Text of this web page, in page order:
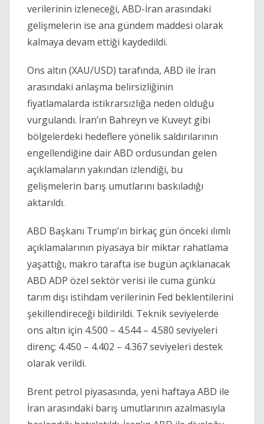
verilerinin izleneceği, ABD-İran arasındaki
gelişmelerin ise ana gündem maddesi olarak
kalmaya devam ettiği kaydedildi.
Ons altın (XAU/USD) tarafında, ABD ile İran
arasındaki anlaşma belirsizliğinin
fiyatlamalarda istikrarsızlığa neden olduğu
vurgulandı. İran’ın Bahreyn ve Kuveyt gibi
bölgelerdeki hedeflere yönelik saldırılarının
engellendiğine dair ABD ordusundan gelen
açıklamaların yakından izlendiği, bu
gelişmelerin barış umutlarını baskıladığı
aktarıldı.
ABD Başkanı Trump’ın birkaç gün önceki ılımlı
açıklamalarının piyasaya bir miktar rahatlama
yaşattığı, makro tarafta ise bugün açıklanacak
ABD ADP özel sektör verisi ile cuma günkü
tarım dışı istihdam verilerinin Fed beklentilerini
şekillendireceği bildirildi. Teknik seviyelerde
ons altın için 4.500 – 4.544 – 4.580 seviyeleri
direnç; 4.450 – 4.402 – 4.367 seviyeleri destek
olarak verildi.
Brent petrol piyasasında, yeni haftaya ABD ile
İran arasındaki barış umutlarının azalmasıyla